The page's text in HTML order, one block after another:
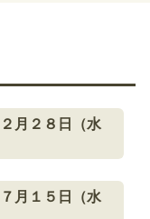
月２８日（水
月１５日（水